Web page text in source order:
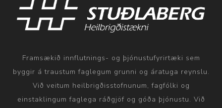
Framsækið innflutnings- og þjónustufyrirtæki sem
byggir á traustum faglegum grunni og áratuga reynslu.
Við veitum heilbrigðisstofnunum, fagfólki og
einstaklingum faglega ráðgjöf og góða þjónustu. Við